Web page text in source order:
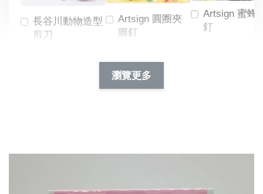
長谷川動物造型
剪刀
Artsign 圓圈夾
圖釘
NT$ 19.00
NT$ 66.00
Artsign 蜜蜂
釘
瀏覽更多